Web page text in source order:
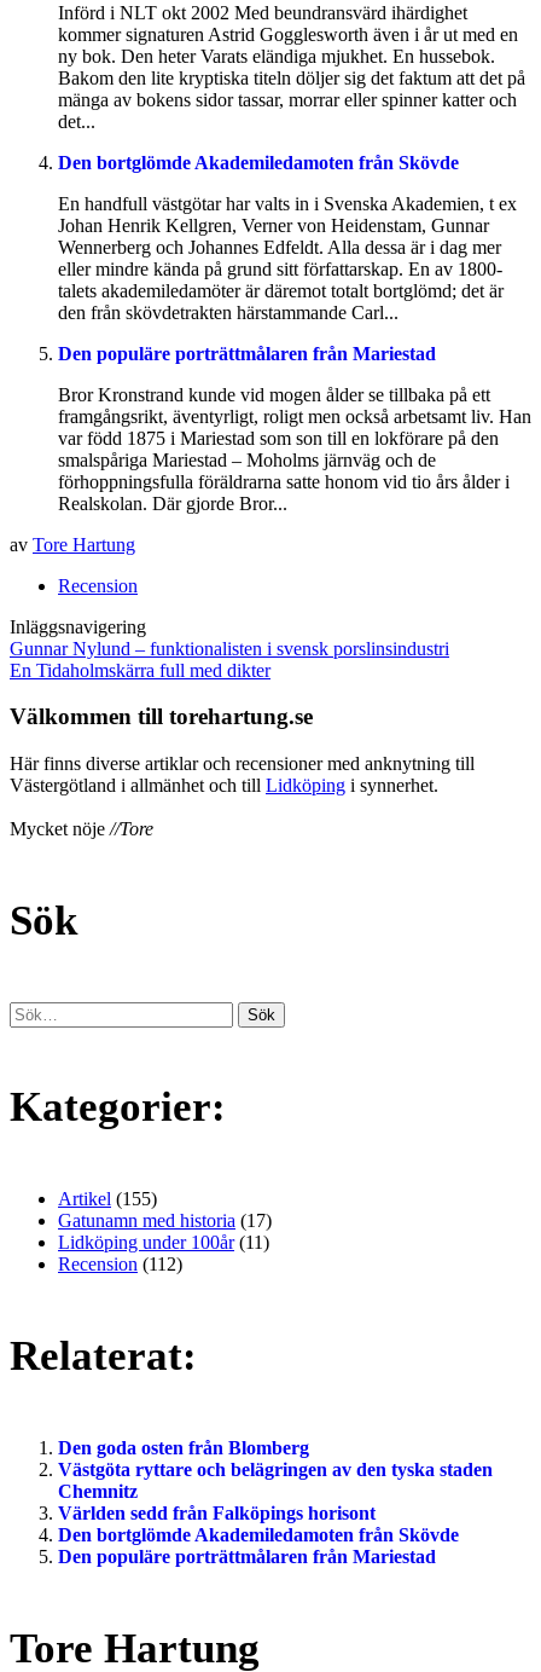
Införd i NLT okt 2002 Med beundransvärd ihärdighet
kommer signaturen Astrid Gogglesworth även i år ut med en
ny bok. Den heter Varats eländiga mjukhet. En hussebok.
Bakom den lite kryptiska titeln döljer sig det faktum att det på
mänga av bokens sidor tassar, morrar eller spinner katter och
det...
Den bortglömde Akademiledamoten från Skövde
En handfull västgötar har valts in i Svenska Akademien, t ex
Johan Henrik Kellgren, Verner von Heidenstam, Gunnar
Wennerberg och Johannes Edfeldt. Alla dessa är i dag mer
eller mindre kända på grund sitt författarskap. En av 1800-
talets akademiledamöter är däremot totalt bortglömd; det är
den från skövdetrakten härstammande Carl...
Den populäre porträttmålaren från Mariestad
Bror Kronstrand kunde vid mogen ålder se tillbaka på ett
framgångsrikt, äventyrligt, roligt men också arbetsamt liv. Han
var född 1875 i Mariestad som son till en lokförare på den
smalspåriga Mariestad – Moholms järnväg och de
förhoppningsfulla föräldrarna satte honom vid tio års ålder i
Realskolan. Där gjorde Bror...
av Tore Hartung
Recension
Inläggsnavigering
Gunnar Nylund – funktionalisten i svensk porslinsindustri
En Tidaholmskärra full med dikter
Välkommen till torehartung.se
Här finns diverse artiklar och recensioner med anknytning till
Västergötland i allmänhet och till Lidköping i synnerhet.
Mycket nöje //Tore
Sök
Kategorier:
Artikel (155)
Gatunamn med historia (17)
Lidköping under 100år(11)
Recension (112)
Relaterat:
Den goda osten från Blomberg
Västgöta ryttare och belägringen av den tyska staden
Chemnitz
Världen sedd från Falköpings horisont
Den bortglömde Akademiledamoten från Skövde
Den populäre porträttmålaren från Mariestad
Tore Hartung